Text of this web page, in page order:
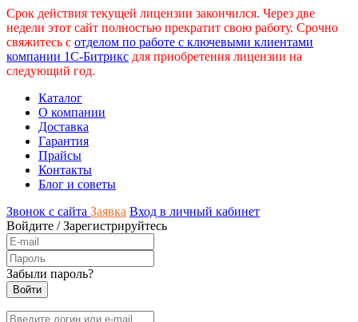
Срок действия текущей лицензии закончился. Через две
недели этот сайт полностью прекратит свою работу. Срочно
свяжитесь с отделом по работе с ключевыми клиентами
компании 1С-Битрикс для приобретения лицензии на
следующий год.
Каталог
О компании
Доставка
Гарантия
Прайсы
Контакты
Блог и советы
Звонок с сайта Заявка Вход в личный кабинет
Войдите /Зарегистрируйтесь
Забыли пароль?